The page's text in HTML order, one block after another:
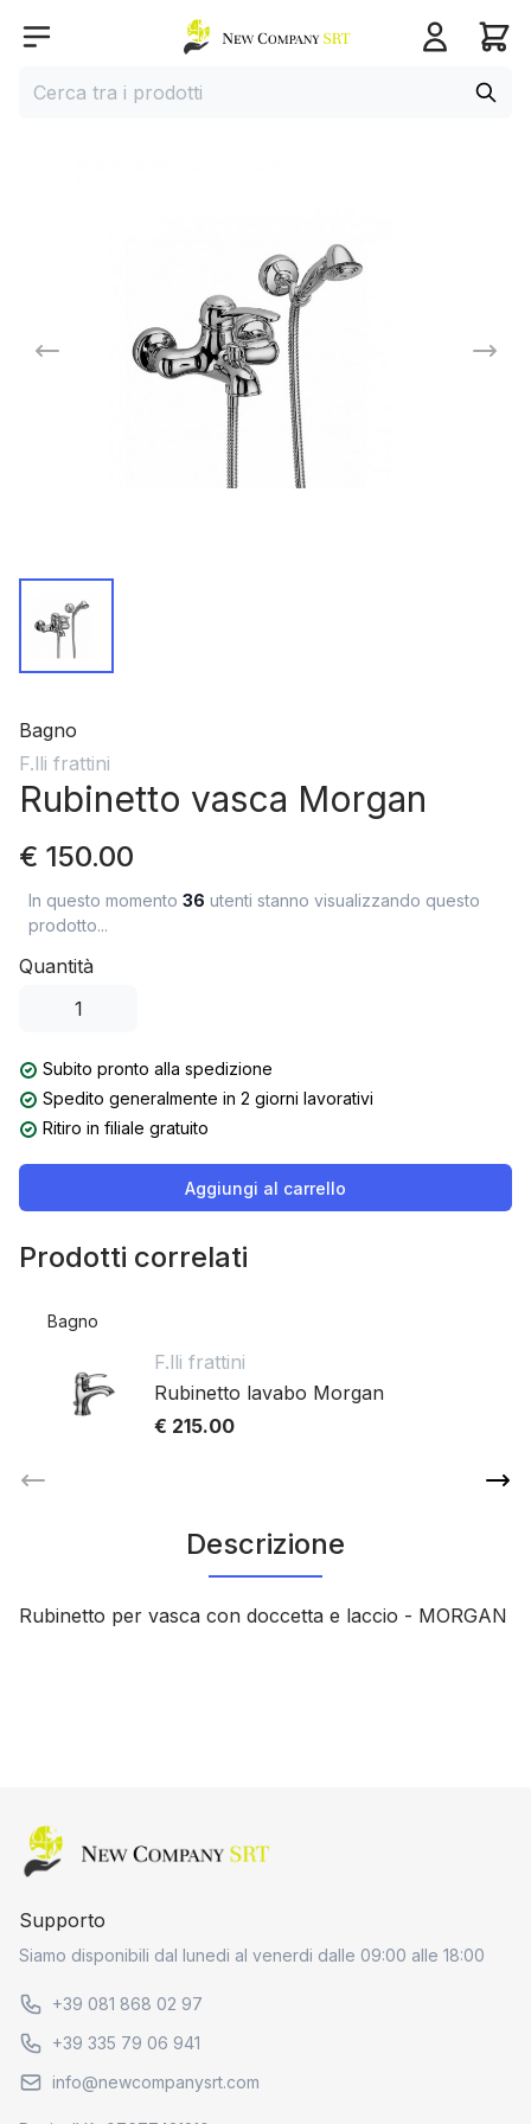
Open menu
Home page
Cerca
Bagno
F.lli frattini
Rubinetto vasca Morgan
€ 150.00
In questo momento 36 utenti stanno visualizzando questo
prodotto...
Quantità
Subito pronto alla spedizione
Spedito generalmente in 2 giorni lavorativi
Ritiro in filiale gratuito
Aggiungi al carrello
Prodotti correlati
Bagno
F.lli frattini
Rubinetto lavabo Morgan
€ 215.00
Descrizione
Rubinetto per vasca con doccetta e laccio - MORGAN
Home page
Supporto
Siamo disponibili dal lunedi al venerdi dalle 09:00 alle 18:00
+39 081 868 02 97
+39 335 79 06 941
info@newcompanysrt.com